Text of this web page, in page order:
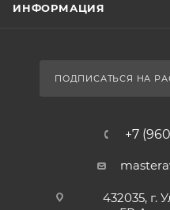
ИНФОРМАЦИЯ
ПОДПИСАТЬСЯ НА
+7
432035, г.